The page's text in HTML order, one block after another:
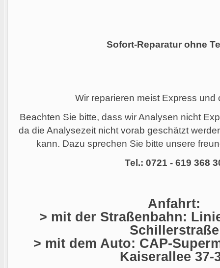
Sofort-Reparatur ohne
Wir reparieren meist Express und
Beachten Sie bitte, dass wir Analysen nicht
da die Analysezeit nicht vorab geschätzt
kann. Dazu sprechen Sie bitte unsere
Tel.: 0721 - 619 368
Anfahrt:
> mit der Straßenbahn:
Schillerstraße
> mit dem Auto: CAP-
Kaiserallee 37-